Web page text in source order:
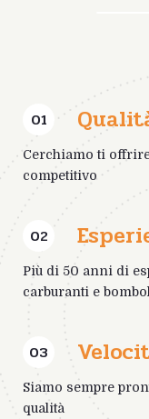
01
Cerchiamo ti
competitivo
02
Più di 50 anni di
carburanti e
03
Siamo sempre
qualità